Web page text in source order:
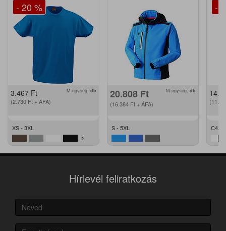
- 20 %
3.467 Ft
(2.730 Ft + ÁFA)
M.egység: db
XS - 3XL
20.808 Ft
(16.384 Ft + ÁFA)
M.egység: db
S - 5XL
-
C42 -
Hírlevél feliratkozás